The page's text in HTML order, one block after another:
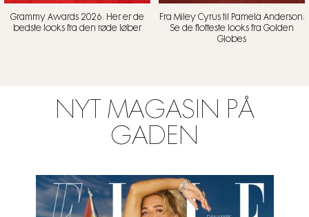
Grammy Awards 2026: Her er de
bedste looks fra den røde løber
Fra Miley Cyrus til Pamela Anderson:
Se de flotteste looks fra Golden
Globes
NYT MAGASIN PÅ
GADEN